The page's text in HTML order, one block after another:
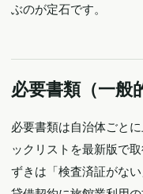
ぶのが定石です。
必要書類（一般
必要書類は自治体ごと
ックリストを最新版で
ずきは「検査済証がな